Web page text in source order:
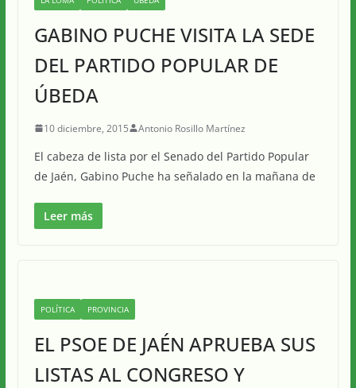
GABINO PUCHE VISITA LA SEDE
DEL PARTIDO POPULAR DE
ÚBEDA
10 diciembre, 2015 Antonio Rosillo Martínez
El cabeza de lista por el Senado del Partido Popular
de Jaén, Gabino Puche ha señalado en la mañana de
Leer más
POLÍTICA PROVINCIA
EL PSOE DE JAÉN APRUEBA SUS
LISTAS AL CONGRESO Y